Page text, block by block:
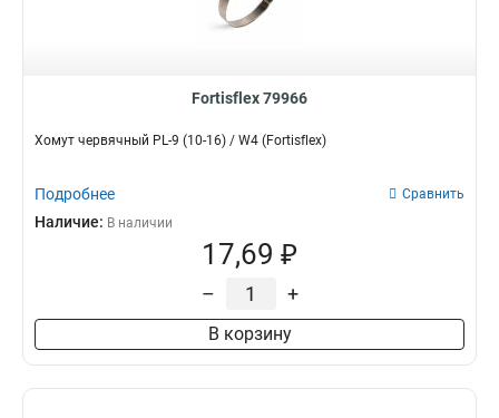
Fortisflex 79966
Хомут червячный PL-9 (10-16) / W4 (Fortisflex)
Подробнее Сравнить
Наличие: В наличии
17,69 ₽
– +
В корзину